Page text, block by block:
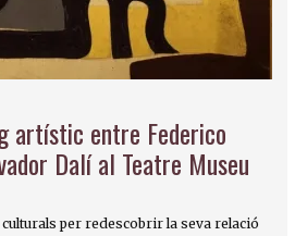
artístic entre Federico
Dalí al Teatre Museu
per redescobrir la seva relació